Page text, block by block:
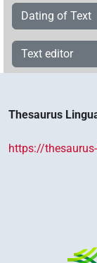
Dating of Text
Text editor
Thesaurus
https://